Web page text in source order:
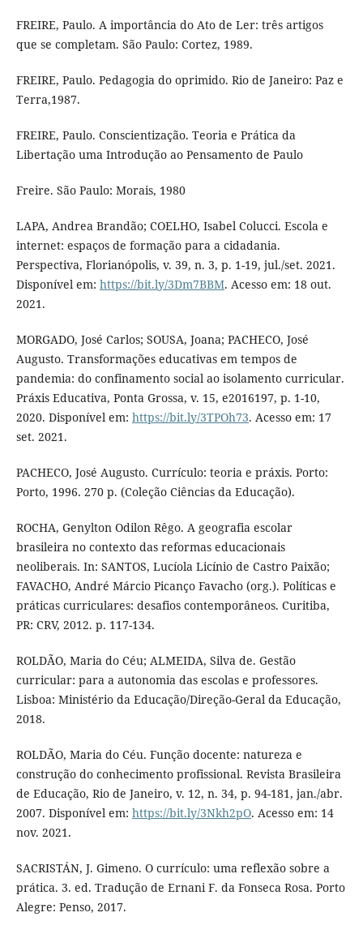
FREIRE, Paulo. A importância do Ato de Ler: três artigos
que se completam. São Paulo: Cortez, 1989.
FREIRE, Paulo. Pedagogia do oprimido. Rio de Janeiro: Paz e
Terra,1987.
FREIRE, Paulo. Conscientização. Teoria e Prática da
Libertação uma Introdução ao Pensamento de Paulo
Freire. São Paulo: Morais, 1980
LAPA, Andrea Brandão; COELHO, Isabel Colucci. Escola e
internet: espaços de formação para a cidadania.
Perspectiva, Florianópolis, v. 39, n. 3, p. 1-19, jul./set. 2021.
Disponível em: https://bit.ly/3Dm7BBM. Acesso em: 18 out.
2021.
MORGADO, José Carlos; SOUSA, Joana; PACHECO, José
Augusto. Transformações educativas em tempos de
pandemia: do confinamento social ao isolamento curricular.
Práxis Educativa, Ponta Grossa, v. 15, e2016197, p. 1-10,
2020. Disponível em: https://bit.ly/3TPOh73. Acesso em: 17
set. 2021.
PACHECO, José Augusto. Currículo: teoria e práxis. Porto:
Porto, 1996. 270 p. (Coleção Ciências da Educação).
ROCHA, Genylton Odilon Rêgo. A geografia escolar
brasileira no contexto das reformas educacionais
neoliberais. In: SANTOS, Lucíola Licínio de Castro Paixão;
FAVACHO, André Márcio Picanço Favacho (org.). Políticas e
práticas curriculares: desafios contemporâneos. Curitiba,
PR: CRV, 2012. p. 117-134.
ROLDÃO, Maria do Céu; ALMEIDA, Silva de. Gestão
curricular: para a autonomia das escolas e professores.
Lisboa: Ministério da Educação/Direção-Geral da Educação,
2018.
ROLDÃO, Maria do Céu. Função docente: natureza e
construção do conhecimento profissional. Revista Brasileira
de Educação, Rio de Janeiro, v. 12, n. 34, p. 94-181, jan./abr.
2007. Disponível em: https://bit.ly/3Nkh2pO. Acesso em: 14
nov. 2021.
SACRISTÁN, J. Gimeno. O currículo: uma reflexão sobre a
prática. 3. ed. Tradução de Ernani F. da Fonseca Rosa. Porto
Alegre: Penso, 2017.